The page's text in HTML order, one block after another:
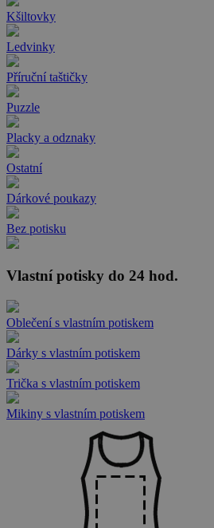
Kšiltovky
Ledvinky
Příruční taštičky
Puzzle
Placky a odznaky
Ostatní
Dárkové poukazy
Bez potisku
Vlastní potisky do 24 hod.
Oblečení s vlastním potiskem
Dárky s vlastním potiskem
Trička s vlastním potiskem
Mikiny s vlastním potiskem